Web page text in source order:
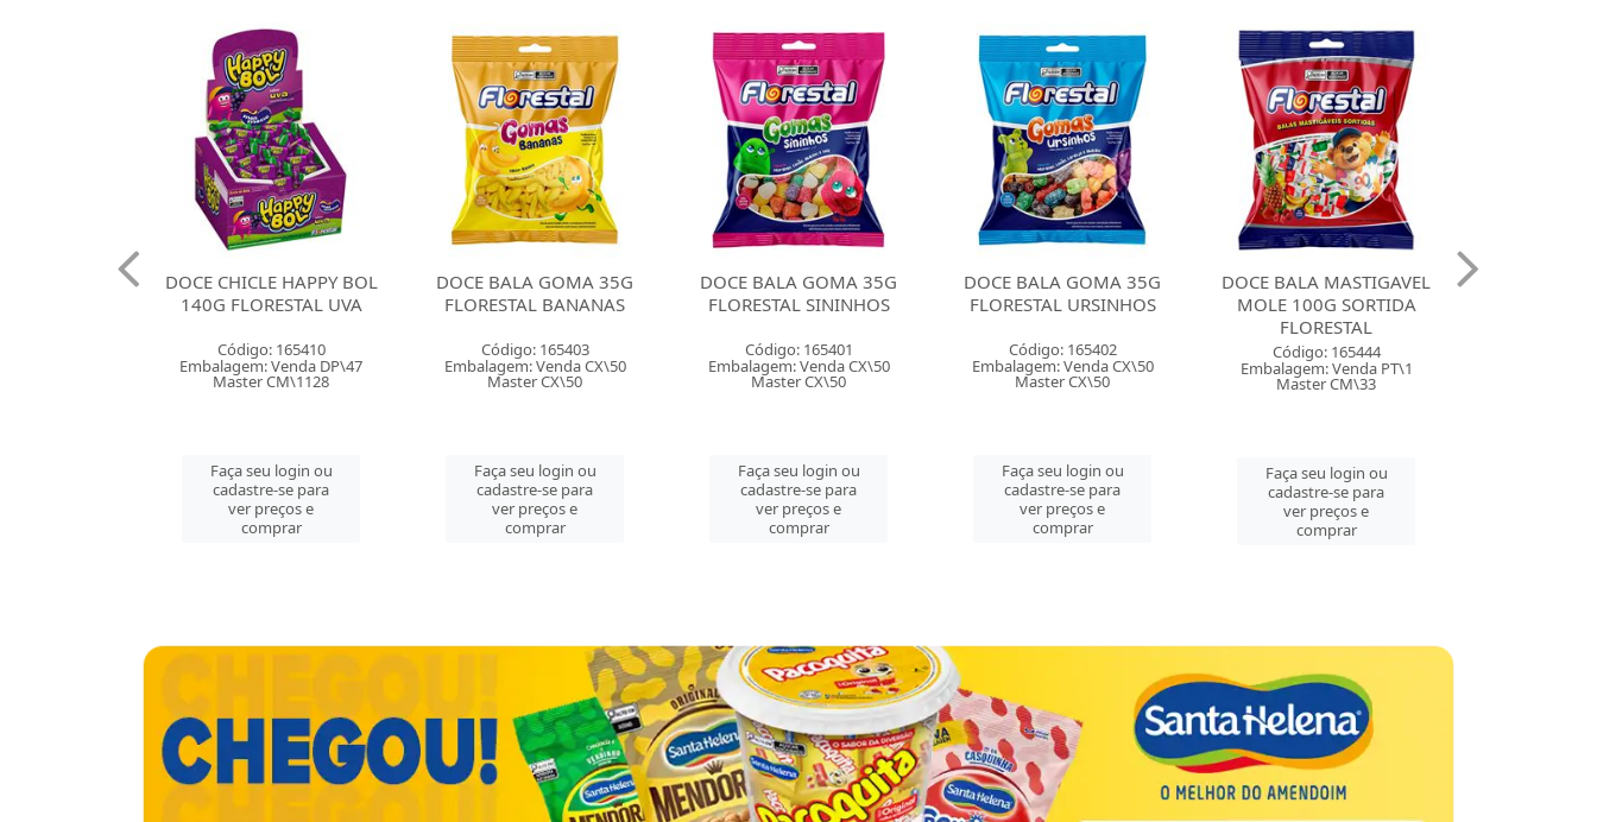
DOCE BALA GOMA 35G
FLORESTAL BANANAS
Código: 165403
Embalagem: Venda CX\50
Master CX\50
Faça seu login ou
cadastre-se para
ver preços e
comprar
DOCE BALA GOMA 35G
FLORESTAL SININHOS
Código: 165401
Embalagem: Venda CX\50
Master CX\50
Faça seu login ou
cadastre-se para
ver preços e
comprar
DOCE BALA GOMA 35G
FLORESTAL URSINHOS
Código: 165402
Embalagem: Venda CX\50
Master CX\50
Faça seu login ou
cadastre-se para
ver preços e
comprar
DOCE BALA MASTIGAVEL
MOLE 100G SORTIDA
Código: 165444
Embalagem: Venda PT\1
Master CM\33
Faça seu login ou
cadastre-se para
ver preços e
comprar
DOCE BALA MASTIGAVEL
ZOLLE 100G FRAMBOESA
FLORESTAL
Código: 165443
Embalagem: Venda PT\1
Master CM\33
Faça seu login ou
cadastre-se para
ver preços e
comprar